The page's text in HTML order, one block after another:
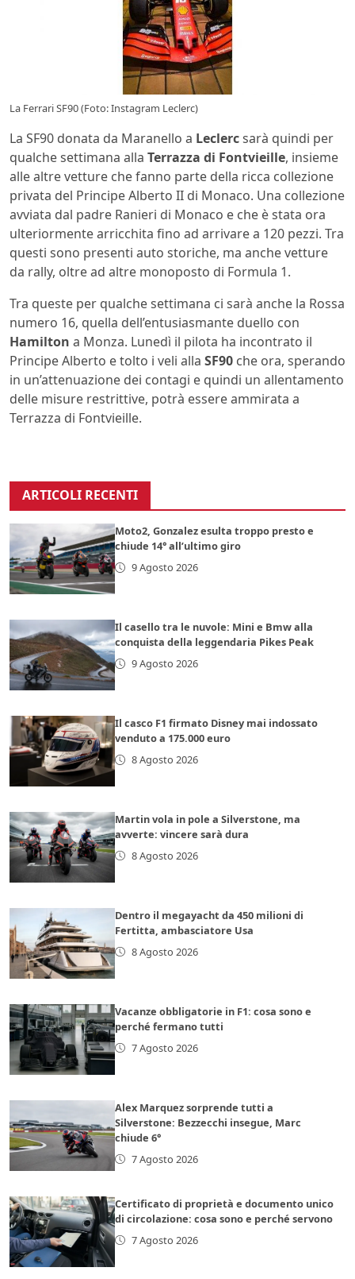
La Ferrari SF90 (Foto: Instagram Leclerc)
La SF90 donata da Maranello a Leclercsarà quindi per
qualche settimana alla Terrazza di Fontvieille, insieme
alle altre vetture che fanno parte della ricca collezione
privata del Principe Alberto II di Monaco. Una collezione
avviata dal padre Ranieri di Monaco e che è stata ora
ulteriormente arricchita fino ad arrivare a 120 pezzi. Tra
questi sono presenti auto storiche, ma anche vetture
da rally, oltre ad altre monoposto di Formula 1.
Tra queste per qualche settimana ci sarà anche la Rossa
numero 16, quella dell’entusiasmante duello con
Hamilton a Monza. Lunedì il pilota ha incontrato il
Principe Alberto e tolto i veli alla SF90 che ora, sperando
in un’attenuazione dei contagi e quindi un allentamento
delle misure restrittive, potrà essere ammirata a
Terrazza di Fontvieille.
ARTICOLI RECENTI
Moto2, Gonzalez esulta troppo presto e
chiude 14° all’ultimo giro
9 Agosto 2026
Il casello tra le nuvole: Mini e Bmw alla
conquista della leggendaria Pikes Peak
9 Agosto 2026
Il casco F1 firmato Disney mai indossato
venduto a 175.000 euro
8 Agosto 2026
Martin vola in pole a Silverstone, ma
avverte: vincere sarà dura
8 Agosto 2026
Dentro il megayacht da 450 milioni di
Fertitta, ambasciatore Usa
8 Agosto 2026
Vacanze obbligatorie in F1: cosa sono e
perché fermano tutti
7 Agosto 2026
Alex Marquez sorprende tutti a
Silverstone: Bezzecchi insegue, Marc
chiude 6°
7 Agosto 2026
Certificato di proprietà e documento unico
di circolazione: cosa sono e perché servono
7 Agosto 2026